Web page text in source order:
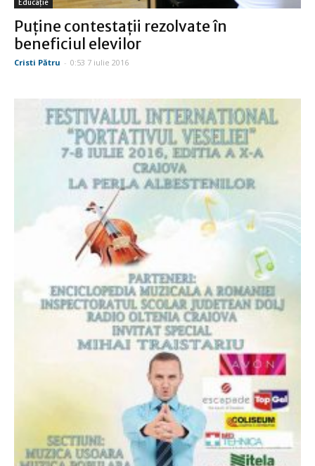
Educație
Puţine contestaţii rezolvate în
beneficiul elevilor
Cristi Pătru - 0:53 7 iulie 2016